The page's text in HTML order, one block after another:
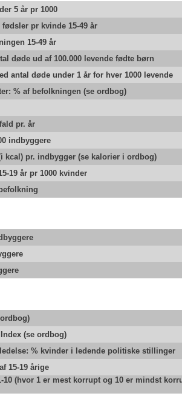
5 år pr 1000
pr kvinde 15-49 år
15-49 år
døde ud af 100.000 levende fødte børn
antal døde under 1 år for hver 1000 levende
% af befolkningen (se ordbog)
pr. år
indbyggere
kcal) pr. indbygger (se kalorier i ordbog)
19 år pr 1000 kvinder
(se ordbog)
% kvinder i ledende politiske stillinger
15-19 årige
10 (hvor 1 er mest korrupt og 10 er mindst